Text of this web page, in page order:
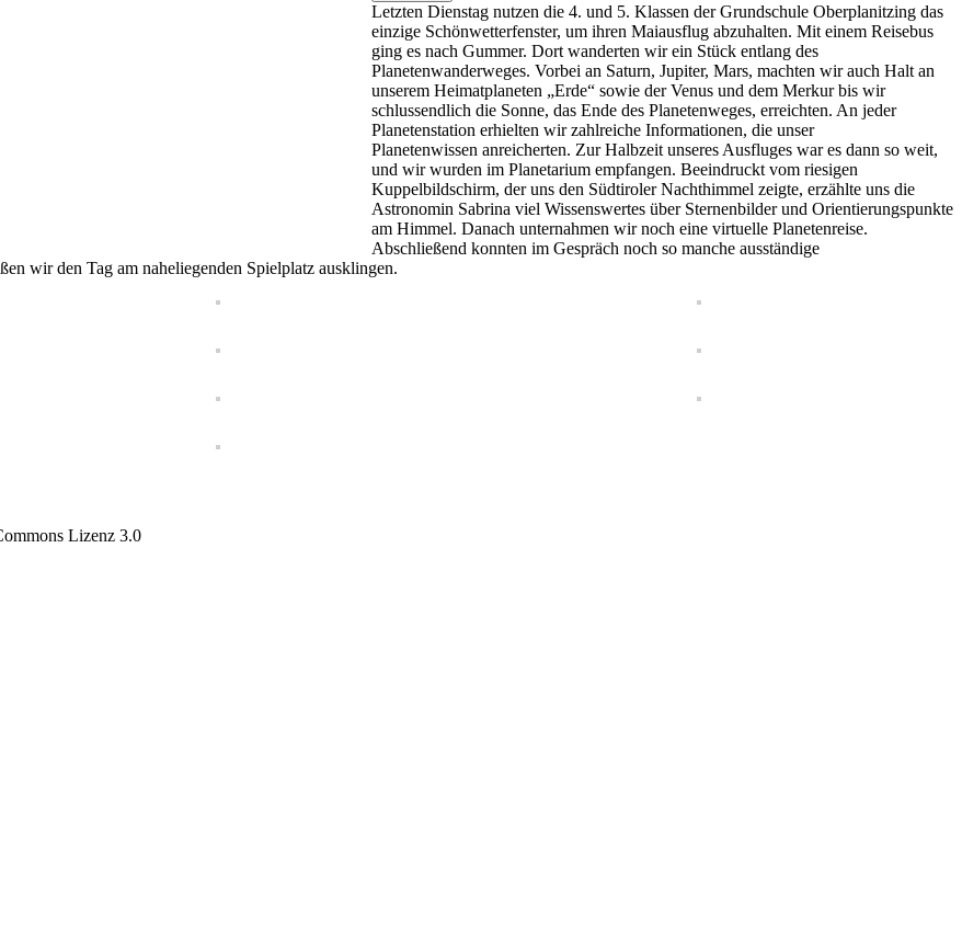
Letzten Dienstag nutzen die 4. und 5. Klassen der Grundschule Oberplanitzing das
einzige Schönwetterfenster, um ihren Maiausflug abzuhalten. Mit einem Reisebus
ging es nach Gummer. Dort wanderten wir ein Stück entlang des
Planetenwanderweges. Vorbei an Saturn, Jupiter, Mars, machten wir auch Halt an
unserem Heimatplaneten „Erde“ sowie der Venus und dem Merkur bis wir
schlussendlich die Sonne, das Ende des Planetenweges, erreichten. An jeder
Planetenstation erhielten wir zahlreiche Informationen, die unser
Planetenwissen anreicherten. Zur Halbzeit unseres Ausfluges war es dann so weit,
und wir wurden im Planetarium empfangen. Beeindruckt vom riesigen
Kuppelbildschirm, der uns den Südtiroler Nachthimmel zeigte, erzählte uns die
Astronomin Sabrina viel Wissenswertes über Sternenbilder und Orientierungspunkte
am Himmel. Danach unternahmen wir noch eine virtuelle Planetenreise.
Abschließend konnten im Gespräch noch so manche ausständige
wir den Tag am naheliegenden Spielplatz ausklingen.
Lizenz 3.0